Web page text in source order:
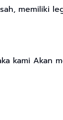
memiliki
kami Akan